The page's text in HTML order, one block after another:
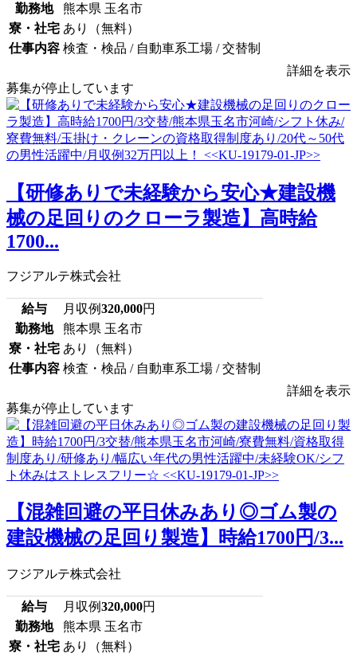
勤務地
熊本県 玉名市
寮・社宅 あり（無料）
仕事内容 検査・検品 / 自動車系工場 / 交替制
詳細を表示
募集が停止しています
【研修ありで未経験から安心★建設機
械の足回りのクローラ製造】高時給
1700...
フジアルテ株式会社
給与 月収例320,000円
勤務地
熊本県 玉名市
寮・社宅 あり（無料）
仕事内容 検査・検品 / 自動車系工場 / 交替制
詳細を表示
募集が停止しています
【混雑回避の平日休みあり◎ゴム製の
建設機械の足回り製造】時給1700円/3...
フジアルテ株式会社
給与 月収例320,000円
勤務地
熊本県 玉名市
寮・社宅 あり（無料）